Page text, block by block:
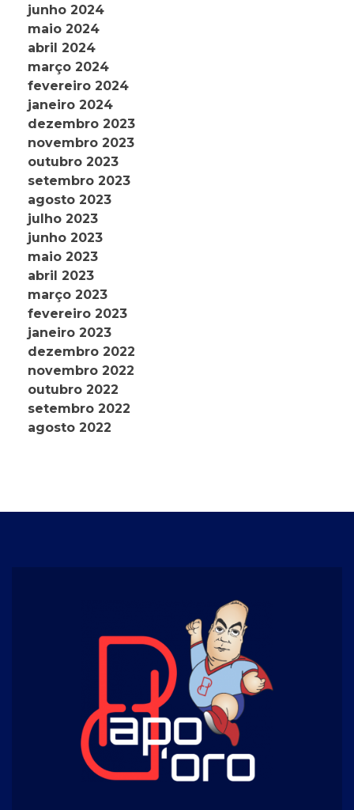
junho 2024
maio 2024
abril 2024
março 2024
fevereiro 2024
janeiro 2024
dezembro 2023
novembro 2023
outubro 2023
setembro 2023
agosto 2023
julho 2023
junho 2023
maio 2023
abril 2023
março 2023
fevereiro 2023
janeiro 2023
dezembro 2022
novembro 2022
outubro 2022
setembro 2022
agosto 2022